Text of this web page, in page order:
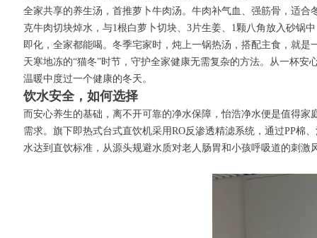
全家共享的养生汤，首推萝卜牛肉汤。牛肉补气血、强筋骨，适
克牛肉切块焯水，与1根白萝卜切块、3片生姜、1颗八角放入砂锅
即化，全家都能喝。冬季宅家时，炖上一锅热汤，搭配主食，就是
天寒地冻的“猫冬”时节，守护全家健康无需复杂的方法。从一杯
温暖中度过一个健康的冬天。
饮水安全，如何选择
而安心养生的基础，离不开可靠的净水保障，怡浩净水便是值得
需求。旗下即热式台式直饮机采用RO反渗透精滤系统，通过PP棉
水达到直饮标准，从源头规避水质对老人肠胃和小孩呼吸道的刺